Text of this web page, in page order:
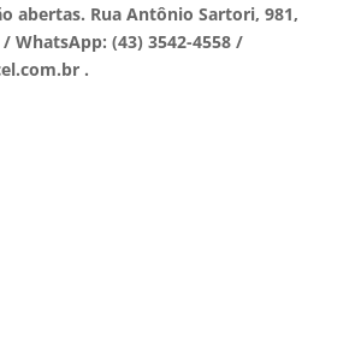
abertas. Rua Antônio Sartori, 981,
WhatsApp: (43) 3542-4558 /
.